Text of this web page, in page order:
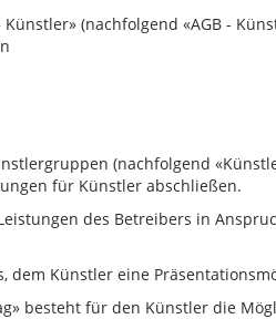
(nachfolgend «AGB -
(nachfolgend
für Künstler abschließen.
des Betreibers in
dem Künstler eine
besteht für den Künstler die